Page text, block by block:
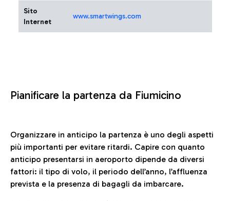
Sito
Internet
www.smartwings.com
Pianificare la partenza da Fiumicino
Organizzare in anticipo la partenza è uno degli aspetti
più importanti per evitare ritardi. Capire con quanto
anticipo presentarsi in aeroporto dipende da diversi
fattori: il tipo di volo, il periodo dell’anno, l’affluenza
prevista e la presenza di bagagli da imbarcare.